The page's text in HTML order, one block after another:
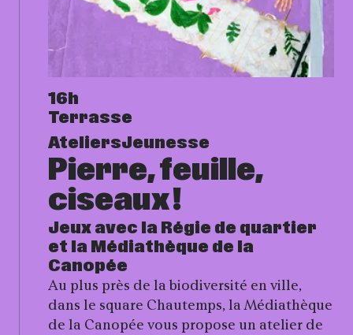
Pierre, feuille,
ciseaux !
Jeux avec la Régie de quartier
et la Médiathèque de la
Canopée
16h
Terrasse
Au plus près de la biodiversité en ville,
dans le square Chautemps, la Médiathèque
de la Canopée vous propose un atelier de
AteliersJeunesse